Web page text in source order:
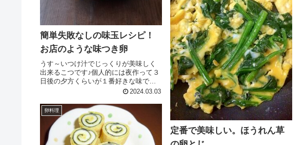
簡単失敗なしの味玉レシピ！
お店のような味つき卵
うす～いつけ汁でじっくりが美味しく
出来るこつです♪個人的には夜作って３
日後の夕方くらいが１番好きな味です♪
レシピはこちら （楽天レシピ） 1時間
油☆みりん☆酒☆にんにくすりおろし
☆砂糖みんなのレビュ...
2024.03.03
定番で美味しい。ほうれん草
卵料理